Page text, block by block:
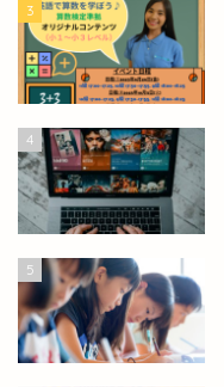
3
4
5